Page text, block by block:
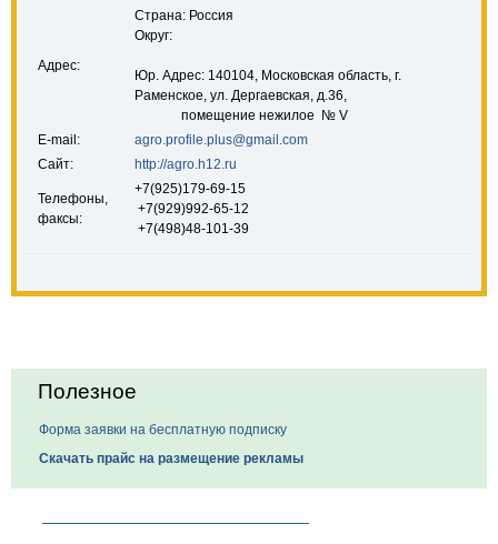
Адрес:
Страна: Россия
Округ:
Юр. Адрес: 140104, Московская область, г.
Раменское, ул. Дергаевская, д.36,
помещение нежилое № V
E-mail:
agro.profile.plus@gmail.com
Сайт:
http://agro.h12.ru
Телефоны,
факсы:
+7(925)179-69-15
+7(929)992-65-12
+7(498)48-101-39
Полезное
Форма заявки на бесплатную подписку
Скачать прайс на размещение рекламы